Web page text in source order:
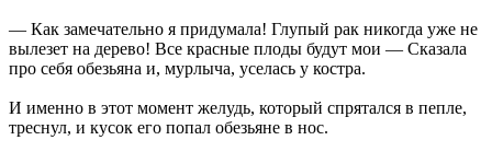
— Как замечательно я придумала! Глупый рак никогда уже не
вылезет на дерево! Все красные плоды будут мои — Сказала
про себя обезьяна и, мурлыча, уселась у костра.
И именно в этот момент желудь, который спрятался в пепле,
треснул, и кусок его попал обезьяне в нос.